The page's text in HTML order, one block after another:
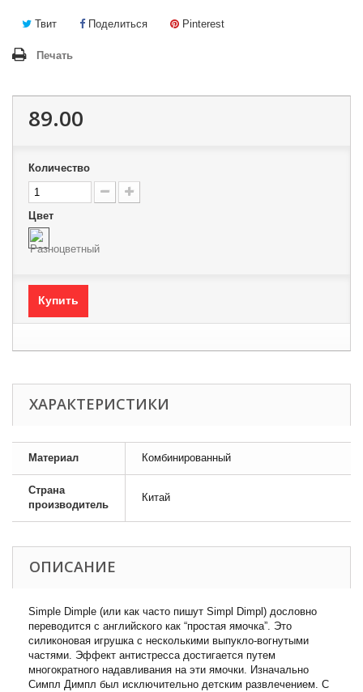
Твит Поделиться Pinterest
Печать
89.00
Количество
Цвет
Купить
ХАРАКТЕРИСТИКИ
Материал Комбинированный
Страна
производитель
Китай
ОПИСАНИЕ
Simple Dimple (или как часто пишут Simpl Dimpl) дословно
переводится с английского как “простая ямочка”. Это
силиконовая игрушка с несколькими выпукло-вогнутыми
частями. Эффект антистресса достигается путем
многократного надавливания на эти ямочки. Изначально
Симпл Димпл был исключительно детским развлечением. С